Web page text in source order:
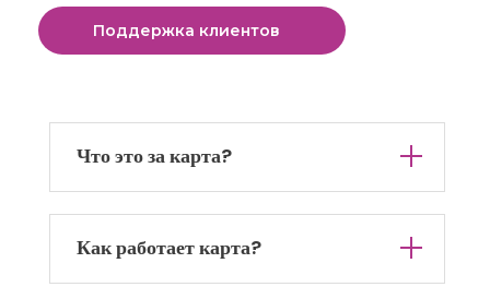
Поддержка клиентов
Что это за карта?
Как работает карта?